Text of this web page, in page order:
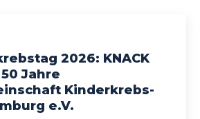
2026: KNACK
50 Jahre
Kinderkrebs-
e.V.